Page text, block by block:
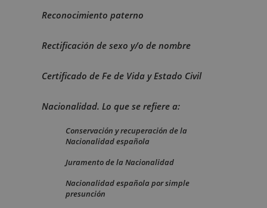
Reconocimiento paterno
Rectificación de sexo y/o de nombre
Certificado de Fe de Vida y Estado Civil
Nacionalidad. Lo que se refiere a:
Conservación y recuperación de la
Nacionalidad española
Juramento de la Nacionalidad
Nacionalidad española por simple
presunción